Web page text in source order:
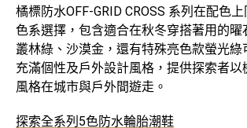
橘標防水OFF-GRID CROSS 系列在配色
色系選擇，包含適合在秋冬穿搭著用的曜
叢林綠、沙漠金，還有特殊亮色款螢光綠
充滿個性及戶外設計風格，提供探索者以
風格在城市與戶外間遊走。
探索全系列5色防水輪胎潮鞋